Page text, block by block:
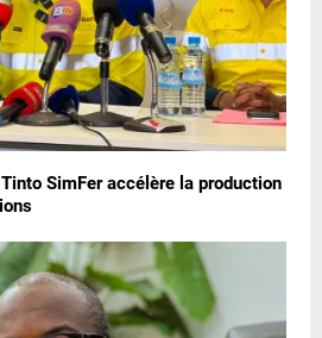
SimFer accélère la production